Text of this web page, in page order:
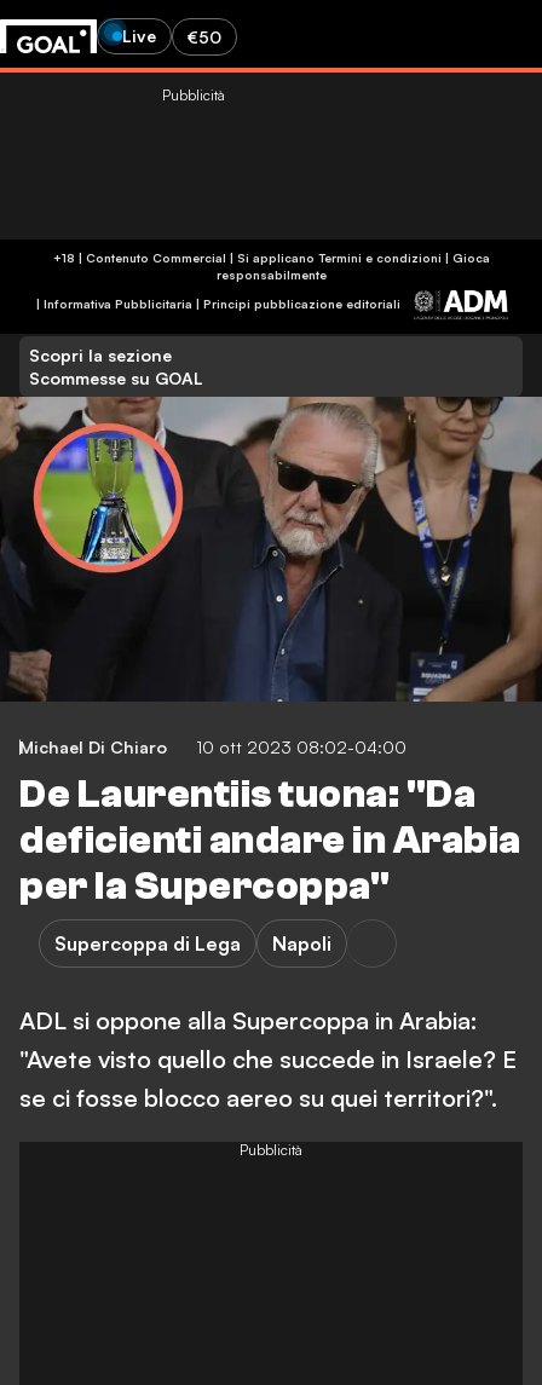
Live €50
Pubblicità
+18 | Contenuto Commercial | Si applicano Termini e condizioni | Gioca
responsabilmente
| Informativa Pubblicitaria | Principi pubblicazione editoriali
Scopri la sezione
Scommesse su GOAL
Michael Di Chiaro 10 ott 2023 08:02-04:00
De Laurentiis tuona: "Da
deficienti andare in Arabia
per la Supercoppa"
Supercoppa di Lega Napoli
ADL si oppone alla Supercoppa in Arabia:
"Avete visto quello che succede in Israele? E
se ci fosse blocco aereo su quei territori?".
Pubblicità